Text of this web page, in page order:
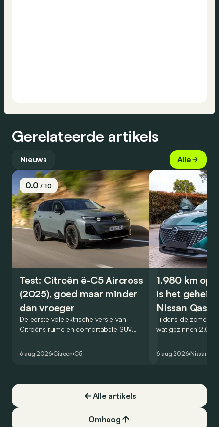
Gerelateerde artikels
Nieuws Alle
0.0/ 10
Test: Citroën ë-C5 Aircross
(2025), goed maar minder
dan vroeger
De eerste volelektrische versie van
Citroëns ruime en comfortabele SUV
dat ook gelukt?
6 aug 2026 Citroën C5
1.980 km op
is het
Nissan
Tijdens de
wat gezinnen
één tankstation of
6 aug 2026 Nissan
Alle artikels
Omhoog